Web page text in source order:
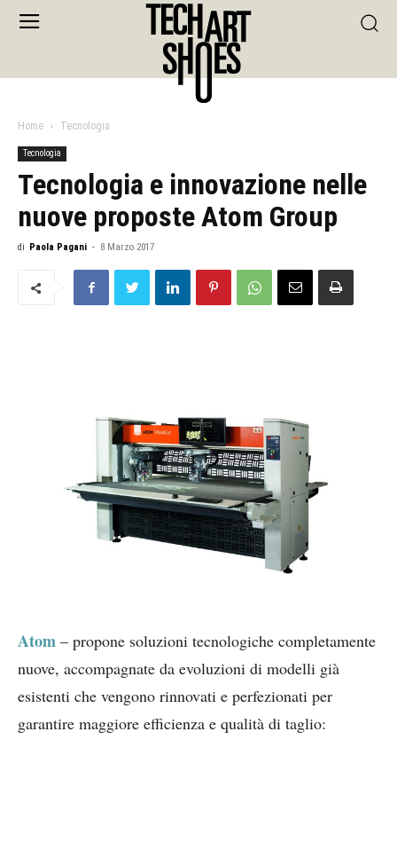
Home Tecnologia
Tecnologia
Tecnologia e innovazione nelle
nuove proposte Atom Group
di Paola Pagani - 8 Marzo 2017
Atom – propone soluzioni tecnologiche completamente
nuove, accompagnate da evoluzioni di modelli già
esistenti che vengono rinnovati e perfezionati per
garantire maggiore efficienza e qualità di taglio: